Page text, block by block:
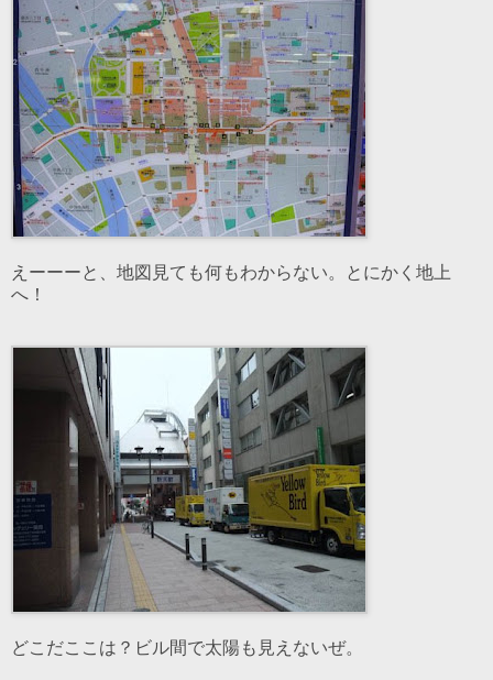
えーーーと、地図見ても何もわからない。とにかく地上
へ！
どこだここは？ビル間で太陽も見えないぜ。